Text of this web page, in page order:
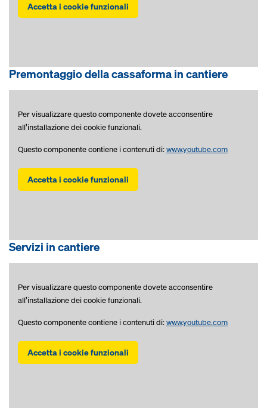
Accetta i cookie funzionali
Premontaggio della cassaforma in cantiere
Per visualizzare questo componente dovete acconsentire
all’installazione dei cookie funzionali.
Questo componente contiene i contenuti di:www.youtube.com
Accetta i cookie funzionali
Servizi in cantiere
Per visualizzare questo componente dovete acconsentire
all’installazione dei cookie funzionali.
Questo componente contiene i contenuti di:www.youtube.com
Accetta i cookie funzionali